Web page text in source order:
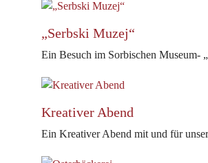
„Serbski Muzej“
Ein Besuch im Sorbischen Museum-
Kreativer Abend
Ein Kreativer Abend mit und für